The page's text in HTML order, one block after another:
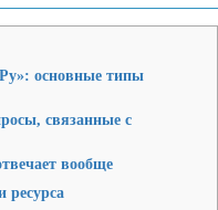
основные типы
связанные с
вообще
ресурса